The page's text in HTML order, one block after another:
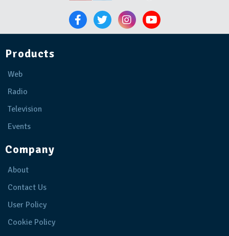
Products
Web
Radio
Television
Events
Company
About
Contact Us
User Policy
Cookie Policy